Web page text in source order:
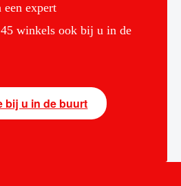
expert
winkels ook bij u in de
bij u in de buurt